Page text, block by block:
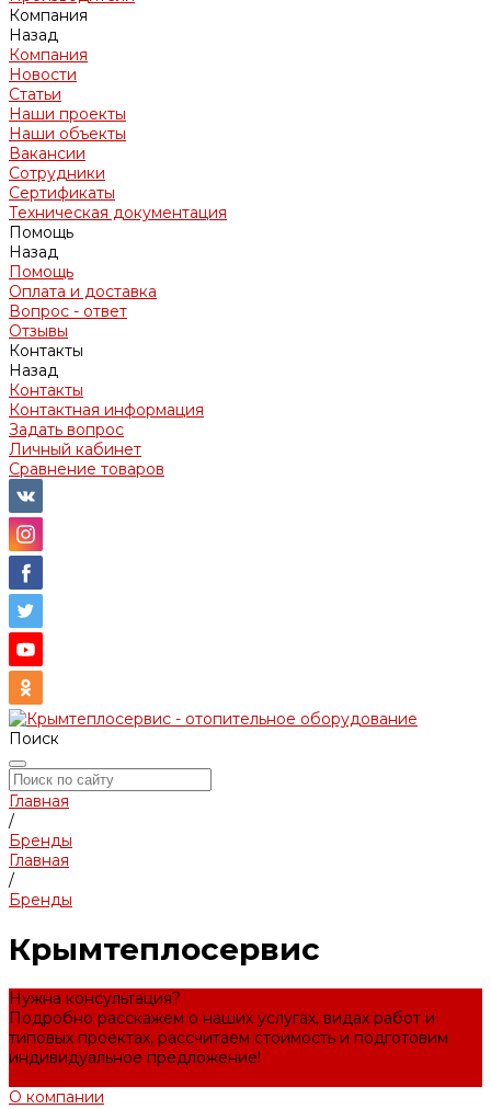
Компания
Назад
Компания
Новости
Статьи
Наши проекты
Наши объекты
Вакансии
Сотрудники
Сертификаты
Техническая документация
Помощь
Назад
Помощь
Оплата и доставка
Вопрос - ответ
Отзывы
Контакты
Назад
Контакты
Контактная информация
Задать вопрос
Личный кабинет
Сравнение товаров
Поиск
Главная
/
Бренды
Главная
/
Бренды
Крымтеплосервис
Нужна консультация?
Подробно расскажем о наших услугах, видах работ и
типовых проектах, рассчитаем стоимость и подготовим
индивидуальное предложение!
О компании